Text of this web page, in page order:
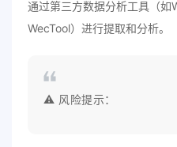
通过第三方数据分析工具（如
WecTool）进行提取和分析。
⚠️ 风险提示：